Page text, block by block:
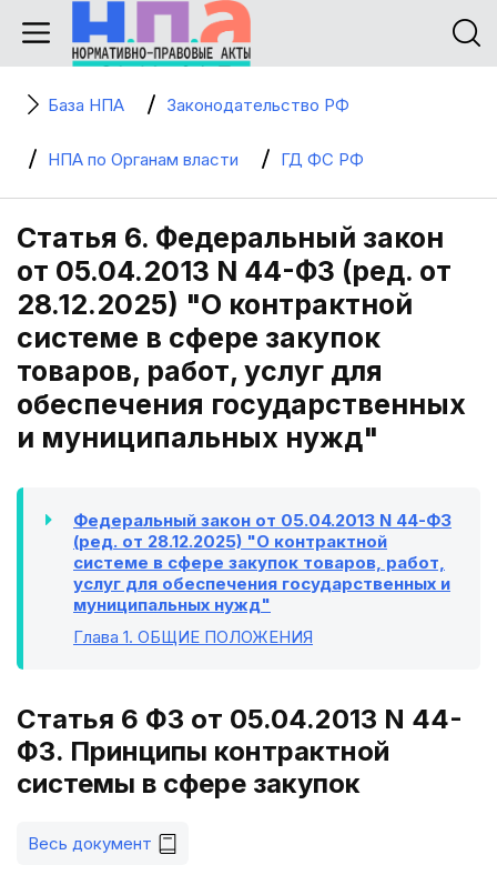
База НПА Законодательство РФ
НПА по Органам власти ГД ФС РФ
Статья 6. Федеральный закон
от 05.04.2013 N 44-ФЗ (ред. от
28.12.2025) "О контрактной
системе в сфере закупок
товаров, работ, услуг для
обеспечения государственных
и муниципальных нужд"
Федеральный закон от 05.04.2013 N 44-ФЗ
(ред. от 28.12.2025) "О контрактной
системе в сфере закупок товаров, работ,
услуг для обеспечения государственных и
муниципальных нужд"
Глава 1. ОБЩИЕ ПОЛОЖЕНИЯ
Статья 6 ФЗ от 05.04.2013 N 44-
ФЗ. Принципы контрактной
системы в сфере закупок
Весь документ